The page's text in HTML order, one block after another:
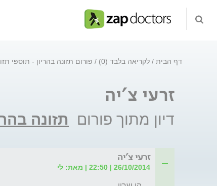
דף הבית לקריאה בלבד (0) פורום תזונה בהריון - תוספי
זרעי צ'יה
דיון מתוך פורום תזונה
זרעי צ'יה
26/10/2014 | 22:50 | מאת: לי